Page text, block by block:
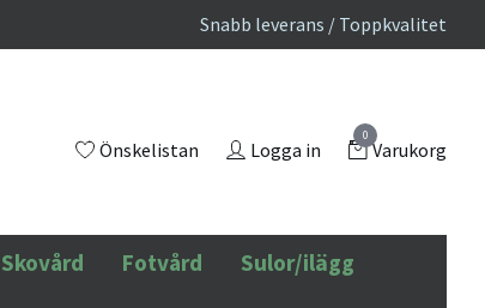
Snabb leverans / Toppkvalitet
Önskelistan Logga in
0
Varukorg
Skovård Fotvård
Sulor/ilägg